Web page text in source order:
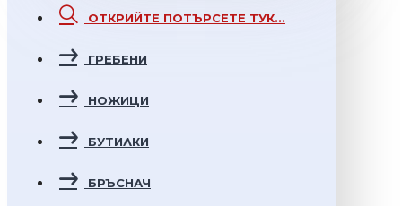
ОТКРИЙТЕ ПОТЪРСЕТЕ ТУК...
ГРЕБЕНИ
НОЖИЦИ
БУТИЛКИ
БРЪСНАЧ